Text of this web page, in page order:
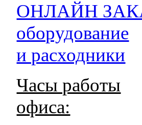
ОНЛАЙН
оборудование
и расходники
Часы работы
офиса: